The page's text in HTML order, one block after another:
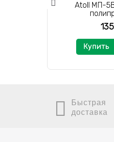
Atoll МП-
Купить
Быстрая
доставка